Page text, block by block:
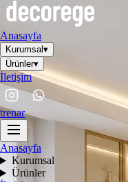
Anasayfa
Kurumsal▾
Ürünler▾
İletişim
trenar
Anasayfa
Kurumsal
Ürünler